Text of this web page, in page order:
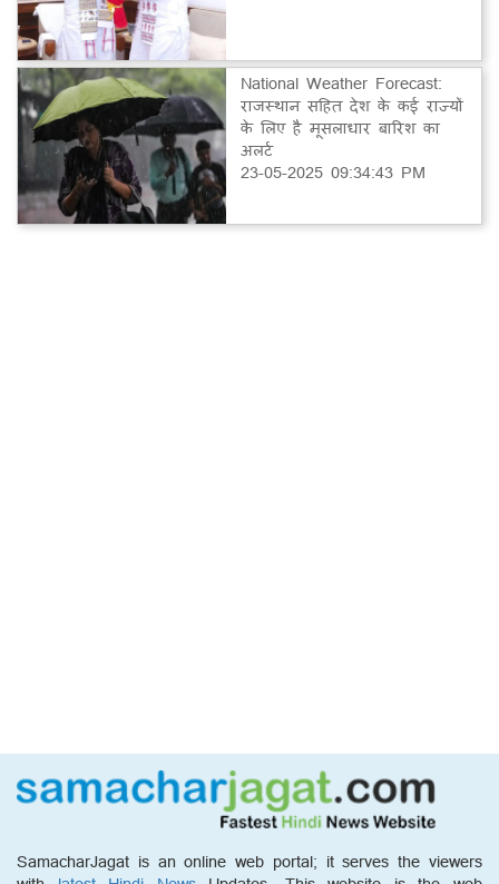
National Weather Forecast:
राजस्थान सहित देश के कई राज्यों
के लिए है मूसलाधार बारिश का
अलर्ट
23-05-2025 09:34:43 PM
SamacharJagat is an online web portal; it serves the viewers